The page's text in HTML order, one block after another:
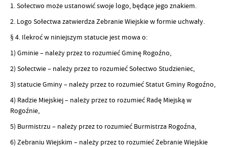
1. Sołectwo może ustanowić swoje logo, będące jego znakiem.
2. Logo Sołectwa zatwierdza Zebranie Wiejskie w formie uchwały.
§ 4. Ilekroć w niniejszym statucie jest mowa o:
1) Gminie – należy przez to rozumieć Gminę Rogoźno,
2) Sołectwie – należy przez to rozumieć Sołectwo Studzieniec,
3) statucie Gminy – należy przez to rozumieć Statut Gminy Rogoźno,
4) Radzie Miejskiej – należy przez to rozumieć Radę Miejską w
Rogoźnie,
5) Burmistrzu – należy przez to rozumieć Burmistrza Rogoźna,
6) Zebraniu Wiejskim – należy przez to rozumieć Zebranie Wiejskie